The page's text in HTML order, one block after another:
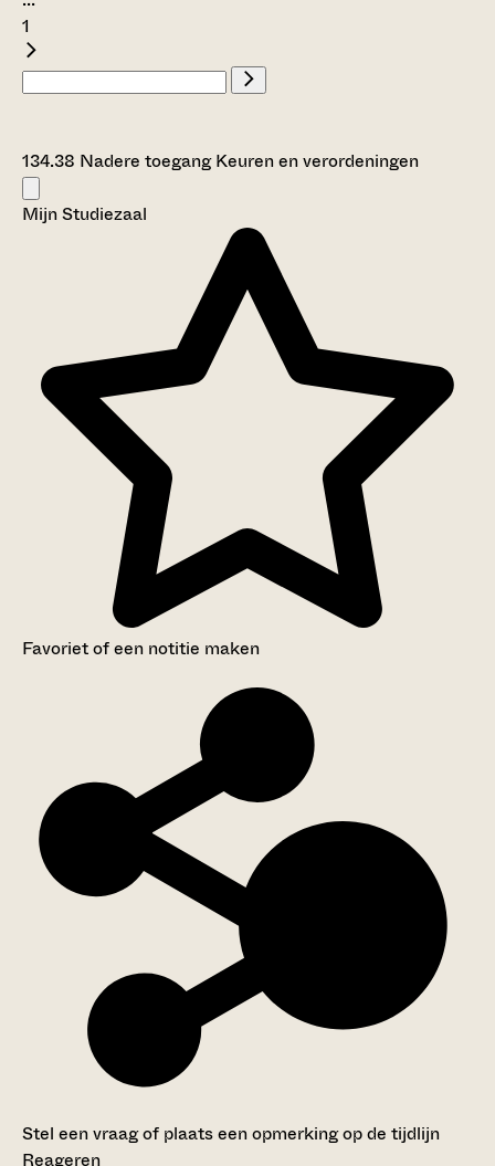
1
134.38 Nadere toegang Keuren en verordeningen
Mijn Studiezaal
Favoriet of een notitie maken
Stel een vraag of plaats een opmerking op de tijdlijn
Reageren